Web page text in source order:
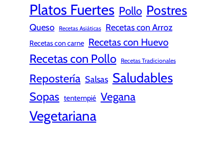
Platos Fuertes Pollo Postres
Queso Recetas Asiáticas Recetas con Arroz
Recetas con carne Recetas con Huevo
Recetas con Pollo Recetas Tradicionales
Repostería Salsas Saludables
Sopas tentempié Vegana
Vegetariana